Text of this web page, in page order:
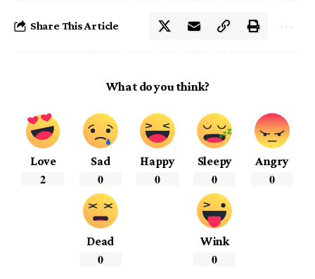
Share This Article
What do you think?
Love
2
Sad
0
Happy
0
Sleepy
0
Angry
0
Dead
0
Wink
0